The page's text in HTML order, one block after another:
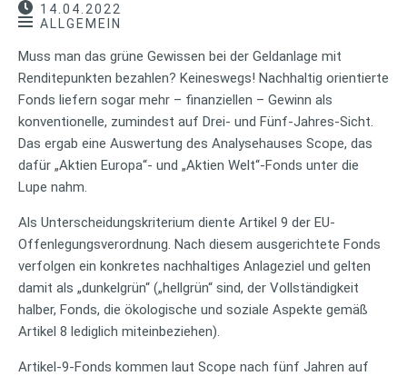
14.04.2022
ALLGEMEIN
Muss man das grüne Gewissen bei der Geldanlage mit
Renditepunkten bezahlen? Keineswegs! Nachhaltig orientierte
Fonds liefern sogar mehr – finanziellen – Gewinn als
konventionelle, zumindest auf Drei- und Fünf-Jahres-Sicht.
Das ergab eine Auswertung des Analysehauses Scope, das
dafür „Aktien Europa“- und „Aktien Welt“-Fonds unter die
Lupe nahm.
Als Unterscheidungskriterium diente Artikel 9 der EU-
Offenlegungsverordnung. Nach diesem ausgerichtete Fonds
verfolgen ein konkretes nachhaltiges Anlageziel und gelten
damit als „dunkelgrün“ („hellgrün“ sind, der Vollständigkeit
halber, Fonds, die ökologische und soziale Aspekte gemäß
Artikel 8 lediglich miteinbeziehen).
Artikel-9-Fonds kommen laut Scope nach fünf Jahren auf